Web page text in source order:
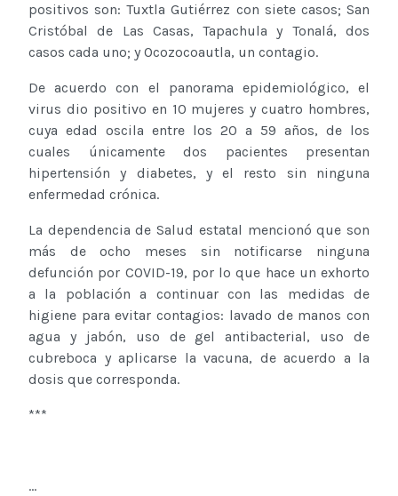
positivos son: Tuxtla Gutiérrez con siete casos; San
Cristóbal de Las Casas, Tapachula y Tonalá, dos
casos cada uno; y Ocozocoautla, un contagio.
De acuerdo con el panorama epidemiológico, el
virus dio positivo en 10 mujeres y cuatro hombres,
cuya edad oscila entre los 20 a 59 años, de los
cuales únicamente dos pacientes presentan
hipertensión y diabetes, y el resto sin ninguna
enfermedad crónica.
La dependencia de Salud estatal mencionó que son
más de ocho meses sin notificarse ninguna
defunción por COVID-19, por lo que hace un exhorto
a la población a continuar con las medidas de
higiene para evitar contagios: lavado de manos con
agua y jabón, uso de gel antibacterial, uso de
cubreboca y aplicarse la vacuna, de acuerdo a la
dosis que corresponda.
***
...